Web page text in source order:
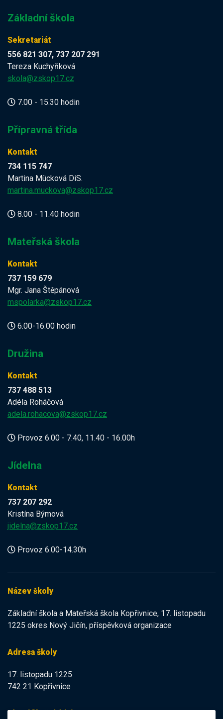
Základní škola
Sekretariát
556 821 307, 737 207 291
Tereza Kuchyňková
skola@zskop17.cz
7.00 - 15.30 hodin
Přípravná třída
Kontakt
734 115 747
Martina Mücková DiS.
martina.muckova@zskop17.cz
8.00 - 11.40 hodin
Mateřská škola
Kontakt
737 159 679
Mgr. Jana Štěpánová
mspolarka@zskop17.cz
6.00-16.00 hodin
Družina
Kontakt
737 488 513
Adéla Roháčová
adela.rohacova@zskop17.cz
Provoz 6.00 - 7.40, 11.40 - 16.00h
Jídelna
Kontakt
737 207 292
Kristína Býmová
jidelna@zskop17.cz
Provoz 6.00-14.30h
Název školy
Základní škola a Mateřská škola Kopřivnice, 17. listopadu
1225 okres Nový Jičín, příspěvková organizace
Adresa školy
17. listopadu 1225
742 21 Kopřivnice
Identifikační údaje